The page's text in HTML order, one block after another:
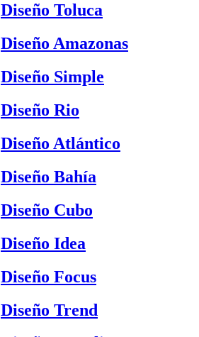
Diseño Toluca
Diseño Amazonas
Diseño Simple
Diseño Rio
Diseño Atlántico
Diseño Bahía
Diseño Cubo
Diseño Idea
Diseño Focus
Diseño Trend